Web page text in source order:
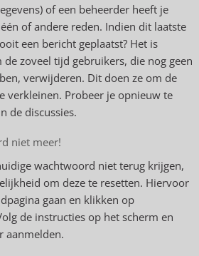
of een beheerder heeft je
of andere reden. Indien dit laatste
een bericht geplaatst? Het is
zoveel tijd gebruikers, die nog geen
verwijderen. Dit doen ze om de
verkleinen. Probeer je opnieuw te
de discussies.
niet meer!
wachtwoord niet terug krijgen,
om deze te resetten. Hiervoor
gaan en klikken op
de instructies op het scherm en
aanmelden.